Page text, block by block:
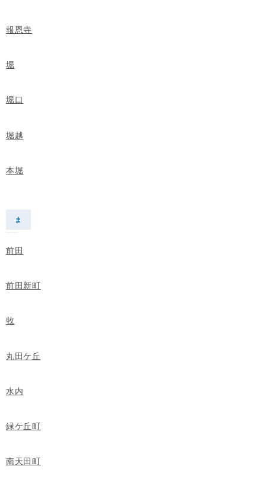
報恩寺
堀
堀口
堀越
本堀
ま
前田
前田新町
牧
丸田ケ丘
水内
緑ケ丘町
南天田町